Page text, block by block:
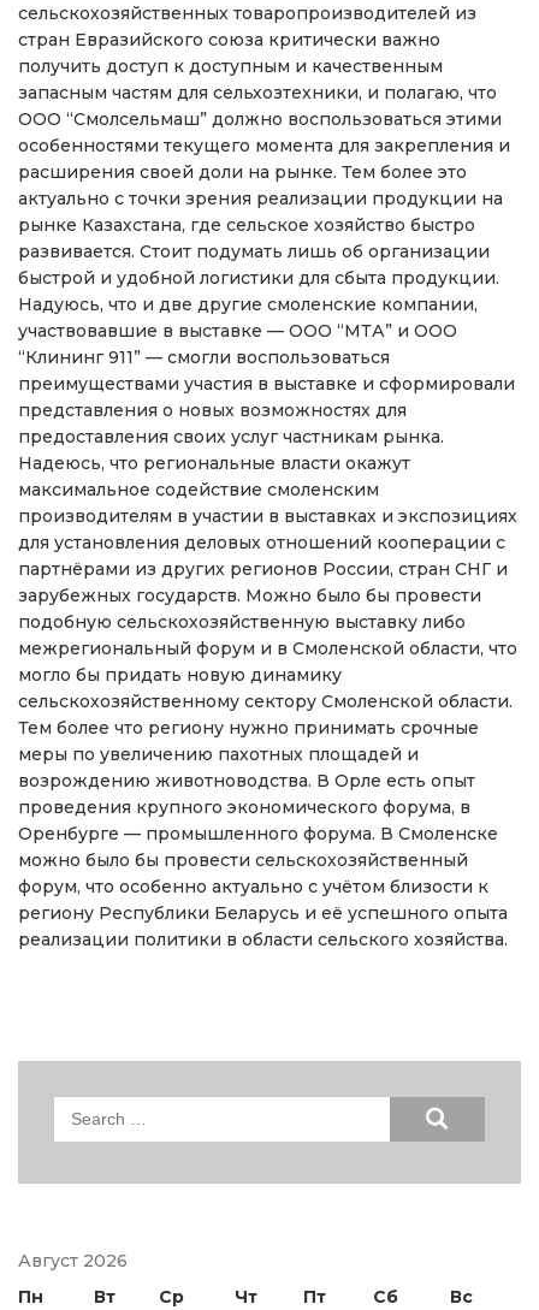
сельскохозяйственных товаропроизводителей из
стран Евразийского союза критически важно
получить доступ к доступным и качественным
запасным частям для сельхозтехники, и полагаю, что
ООО “Смолсельмаш” должно воспользоваться этими
особенностями текущего момента для закрепления и
расширения своей доли на рынке. Тем более это
актуально с точки зрения реализации продукции на
рынке Казахстана, где сельское хозяйство быстро
развивается. Стоит подумать лишь об организации
быстрой и удобной логистики для сбыта продукции.
Надуюсь, что и две другие смоленские компании,
участвовавшие в выставке — ООО “МТА” и ООО
“Клининг 911” — смогли воспользоваться
преимуществами участия в выставке и сформировали
представления о новых возможностях для
предоставления своих услуг частникам рынка.
Надеюсь, что региональные власти окажут
максимальное содействие смоленским
производителям в участии в выставках и экспозициях
для установления деловых отношений кооперации с
партнёрами из других регионов России, стран СНГ и
зарубежных государств. Можно было бы провести
подобную сельскохозяйственную выставку либо
межрегиональный форум и в Смоленской области, что
могло бы придать новую динамику
сельскохозяйственному сектору Смоленской области.
Тем более что региону нужно принимать срочные
меры по увеличению пахотных площадей и
возрождению животноводства. В Орле есть опыт
проведения крупного экономического форума, в
Оренбурге — промышленного форума. В Смоленске
можно было бы провести сельскохозяйственный
форум, что особенно актуально с учётом близости к
региону Республики Беларусь и её успешного опыта
реализации политики в области сельского хозяйства.
Search
Август 2026
Пн
Вт Ср Чт Пт Сб
Вс